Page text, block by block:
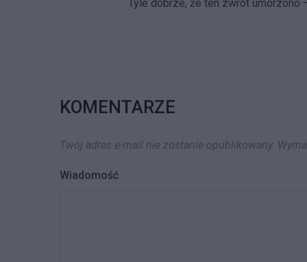
Tyle dobrze, że ten zwrot umorzono
KOMENTARZE
Twój adres e-mail nie zostanie opublikowany.
Wiadomość